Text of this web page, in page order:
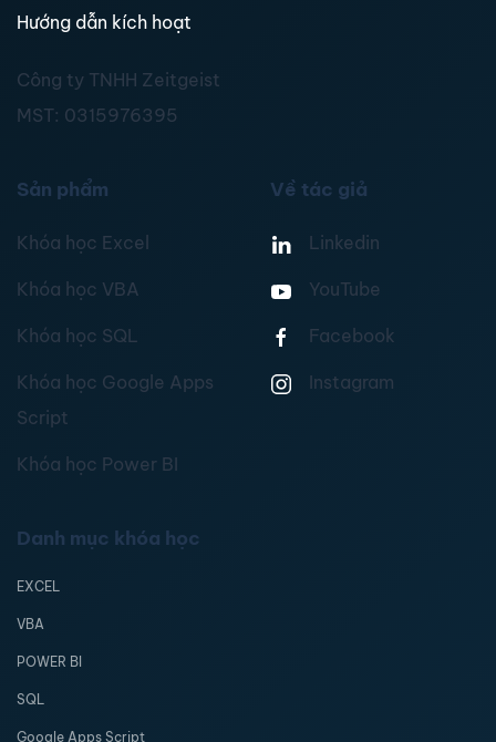
Hướng dẫn kích hoạt
Công ty TNHH Zeitgeist
MST: 0315976395
Sản phẩm
Khóa học Excel
Khóa học VBA
Khóa học SQL
Khóa học Google Apps
Script
Khóa học Power BI
Về tác giả
Linkedin
YouTube
Facebook
Instagram
Danh mục khóa học
EXCEL
VBA
POWER BI
SQL
Google Apps Script